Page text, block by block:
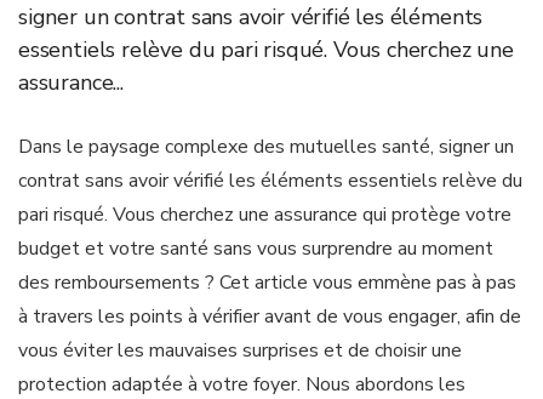
signer un contrat sans avoir vérifié les éléments
essentiels relève du pari risqué. Vous cherchez une
assurance...
Dans le paysage complexe des mutuelles santé, signer un
contrat sans avoir vérifié les éléments essentiels relève du
pari risqué. Vous cherchez une assurance qui protège votre
budget et votre santé sans vous surprendre au moment
des remboursements ? Cet article vous emmène pas à pas
à travers les points à vérifier avant de vous engager, afin de
vous éviter les mauvaises surprises et de choisir une
protection adaptée à votre foyer. Nous abordons les